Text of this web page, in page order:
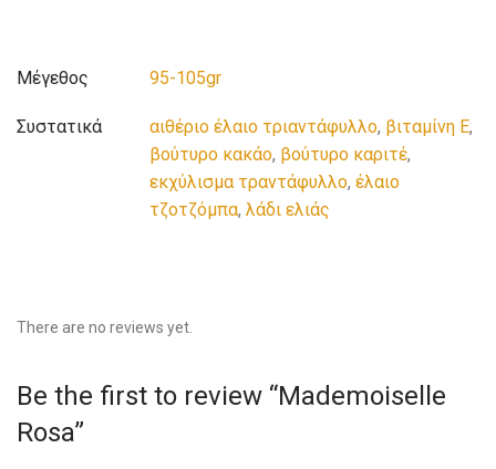
Μέγεθος 95-105gr
Συστατικά αιθέριο έλαιο τριαντάφυλλο, βιταμίνη Ε,
βούτυρο κακάο, βούτυρο καριτέ,
εκχύλισμα τραντάφυλλο, έλαιο
τζοτζόμπα, λάδι ελιάς
There are no reviews yet.
Be the first to review “Mademoiselle
Rosa”